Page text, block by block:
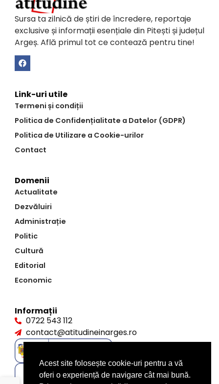
Sursa ta zilnică de știri de încredere, reportaje
exclusive și informații esențiale din Pitești și județul
Argeș. Află primul tot ce contează pentru tine!
Link-uri utile
Termeni și condiții
Politica de Confidențialitate a Datelor (GDPR)
Politica de Utilizare a Cookie-urilor
Contact
Domenii
Actualitate
Dezvăluiri
Administrație
Politic
Cultură
Editorial
Economic
Informații
0722 543 112
contact@atitudineinarges.ro
Acest site folosește cookie-uri pentru a vă
oferi o experiență de navigare cât mai bună.